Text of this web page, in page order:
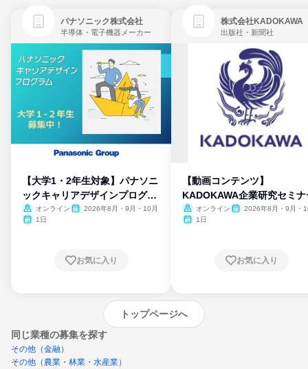
パナソニック株式会社
半導体・電子機器メーカー
【大学1・2年生対象】パナソニ
ックキャリアデザインプログラ
ム
オンライン
2026年8月・9月・10月
1日
お気に入り
株式会社KADOKAWA
出版社・新聞社
【動画コンテンツ】
KADOKAWA企業研究セミナ
オンライン
2026年8月・9月・
1日
お気に入り
トップページへ
同じ業種の募集を探す
その他（金融）
その他（農業・林業・水産業）